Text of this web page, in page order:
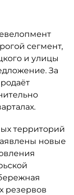
сегмент,
и улицы
За
территорий
новые
резервов